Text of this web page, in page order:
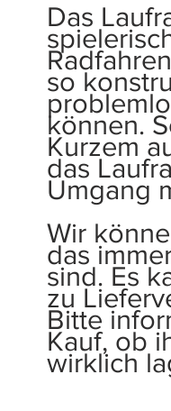
Das
so
können.
Kurzem
das
Umgang
Wir
das
sind. Es
zu
Bitte
Kauf, ob
wirklich